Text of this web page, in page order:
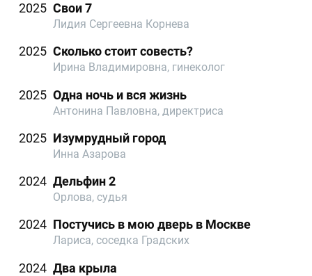
2025 Свои 7
Лидия Сергеевна Корнева
2025 Сколько стоит совесть?
Ирина Владимировна, гинеколог
2025 Одна ночь и вся жизнь
Антонина Павловна, директриса
2025 Изумрудный город
Инна Азарова
2024 Дельфин 2
Орлова, судья
2024 Постучись в мою дверь в Москве
Лариса, соседка Градских
2024 Два крыла